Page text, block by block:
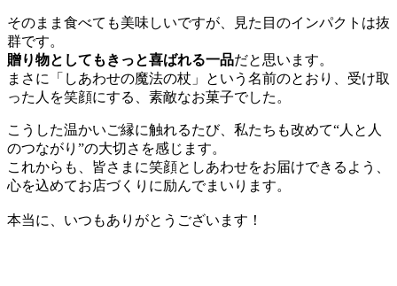
そのまま食べても美味しいですが、見た目のインパクトは抜
群です。
贈り物としてもきっと喜ばれる一品だと思います。
まさに「しあわせの魔法の杖」という名前のとおり、受け取
った人を笑顔にする、素敵なお菓子でした。
こうした温かいご縁に触れるたび、私たちも改めて“人と人
のつながり”の大切さを感じます。
これからも、皆さまに笑顔としあわせをお届けできるよう、
心を込めてお店づくりに励んでまいります。
本当に、いつもありがとうございます！